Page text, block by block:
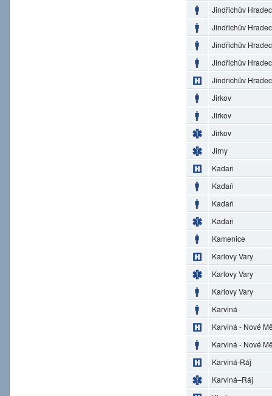
Jindřichův Hradec
Jindřichův Hradec
Jindřichův Hradec
Jindřichův Hradec
Jindřichův Hradec
Jirkov
Jirkov
Jirkov
Jirny
Kadaň
Kadaň
Kadaň
Kadaň
Kamenice
Karlovy Vary
Karlovy Vary
Karlovy Vary
Karviná
Karviná - Nové
Karviná - Nové
Karviná-Ráj
Karviná–Ráj